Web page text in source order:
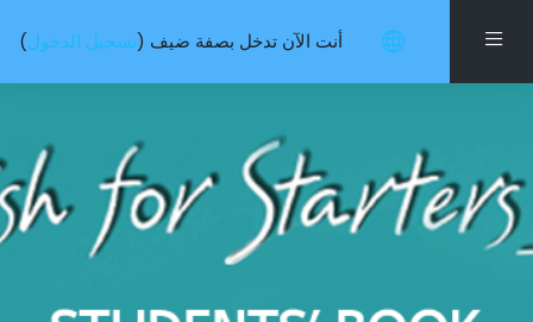
واجهة جانبية أنت الآن تدخل بصفة ضيف (تسجيل الدخول)